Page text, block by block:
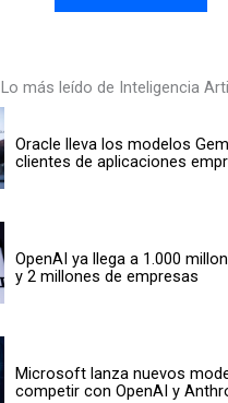
Lo más leído de Inteligencia
Oracle lleva los modelos
clientes de aplicaciones
OpenAI ya llega a 1.000
y 2 millones de empresas
Microsoft lanza nuevos
competir con OpenAI y